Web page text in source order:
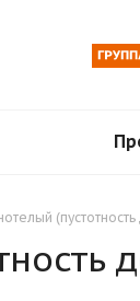
(пустотность